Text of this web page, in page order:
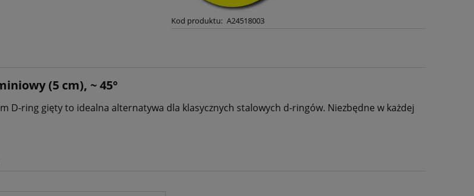
Kod produktu: A24518003
(5 cm), ~ 45°
D-ring gięty to idealna alternatywa dla klasycznych stalowych d-ringów. Niezbędne w każdej